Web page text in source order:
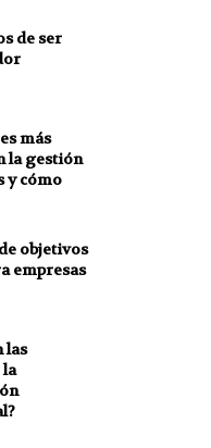
de ser
más
la gestión
y cómo
objetivos
empresas
las
la